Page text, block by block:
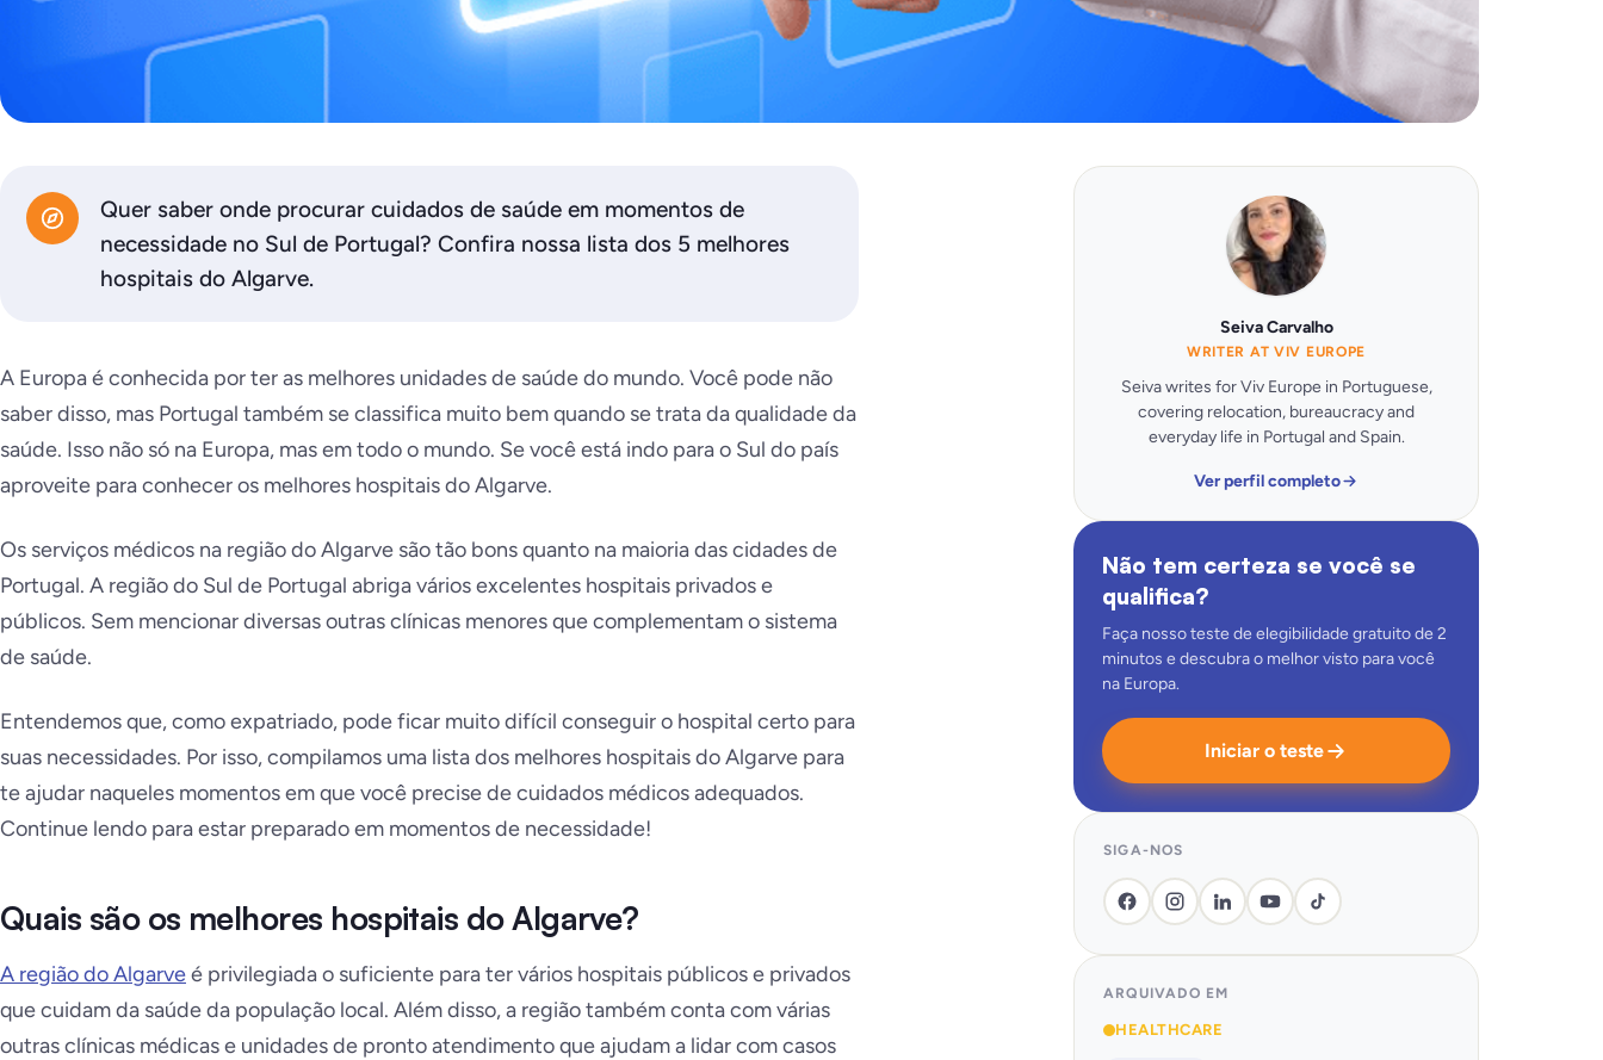
Quer saber onde procurar cuidados de saúde em momentos de
necessidade no Sul de Portugal? Confira nossa lista dos 5 melhores
hospitais do Algarve.
A Europa é conhecida por ter as melhores unidades de saúde do mundo. Você pode não
saber disso, mas Portugal também se classifica muito bem quando se trata da qualidade da
saúde. Isso não só na Europa, mas em todo o mundo. Se você está indo para o Sul do país
aproveite para conhecer os melhores hospitais do Algarve.
Os serviços médicos na região do Algarve são tão bons quanto na maioria das cidades de
Portugal. A região do Sul de Portugal abriga vários excelentes hospitais privados e
públicos. Sem mencionar diversas outras clínicas menores que complementam o sistema
de saúde.
Entendemos que, como expatriado, pode ficar muito difícil conseguir o hospital certo para
suas necessidades. Por isso, compilamos uma lista dos melhores hospitais do Algarve para
te ajudar naqueles momentos em que você precise de cuidados médicos adequados.
Continue lendo para estar preparado em momentos de necessidade!
Quais são os melhores hospitais do Algarve?
A região do Algarveé privilegiada o suficiente para ter vários hospitais públicos e privados
que cuidam da saúde da população local. Além disso, a região também conta com várias
outras clínicas médicas e unidades de pronto atendimento que ajudam a lidar com casos
Seiva Carvalho
WRITER AT VIV EUROPE
Seiva writes for Viv Europe in Portuguese,
covering relocation, bureaucracy and
everyday life in Portugal and Spain.
Ver perfil completo
Não tem certeza se você se
qualifica?
Faça nosso teste de elegibilidade gratuito de 2
minutos e descubra o melhor visto para você
na Europa.
Iniciar o teste
SIGA-NOS
ARQUIVADO EM
HEALTHCARE